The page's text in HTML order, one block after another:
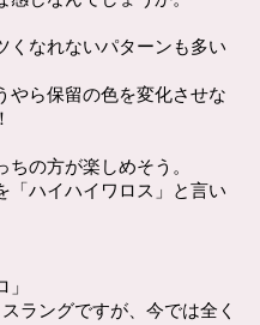
くなれないパターンも多い
やら保留の色を変化させな
の方が楽しめそう。
「ハイハイワロス」と言い
ラングですが、今では全く